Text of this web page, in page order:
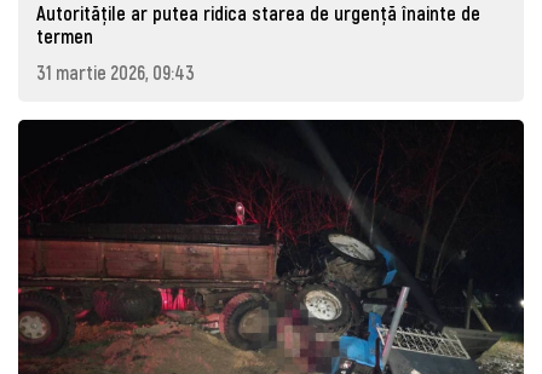
Autoritățile ar putea ridica starea de urgență înainte de
termen
31 martie 2026, 09:43